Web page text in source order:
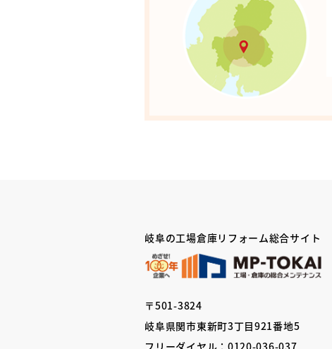
岐阜の工場倉庫リフォーム総合サイト
〒501-3824
岐阜県関市東新町3丁目921番地5
フリーダイヤル：0120-036-037